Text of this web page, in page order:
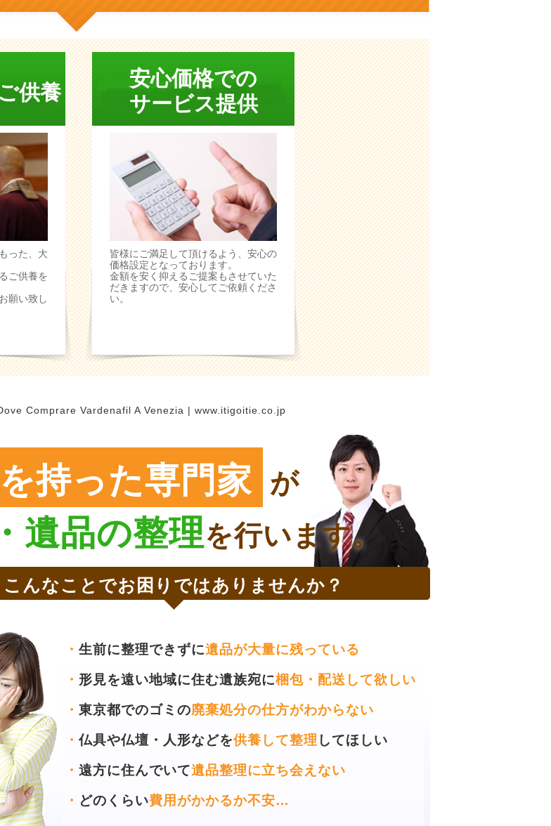
供養
った、大
ご供養を
願い致し
安心価格での
サービス提供
皆様にご満足して頂けるよう、安心の
価格設定となっております。
金額を安く抑えるご提案もさせていた
だきますので、安心してご依頼くださ
い。
Comprare Vardenafil A Venezia | www.itigoitie.co.jp
持った専門家 が
遺品の整理を行います。
こんなことでお困りではありませんか？
・ 生前に整理できずに遺品が大量に残っている
・ 形見を遠い地域に住む遺族宛に梱包・配送して欲しい
・ 東京都でのゴミの廃棄処分の仕方がわからない
・仏具や仏壇・人形などを供養して整理 してほしい
・ 遠方に住んでいて遺品整理に立ち会えない
・ どのくらい費用がかかるか不安…